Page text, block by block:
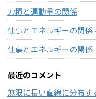
力積と運動量の関係
仕事とエネルギーの関係
仕事とエネルギーの関係
最近のコメント
無限に長い直線に分布す